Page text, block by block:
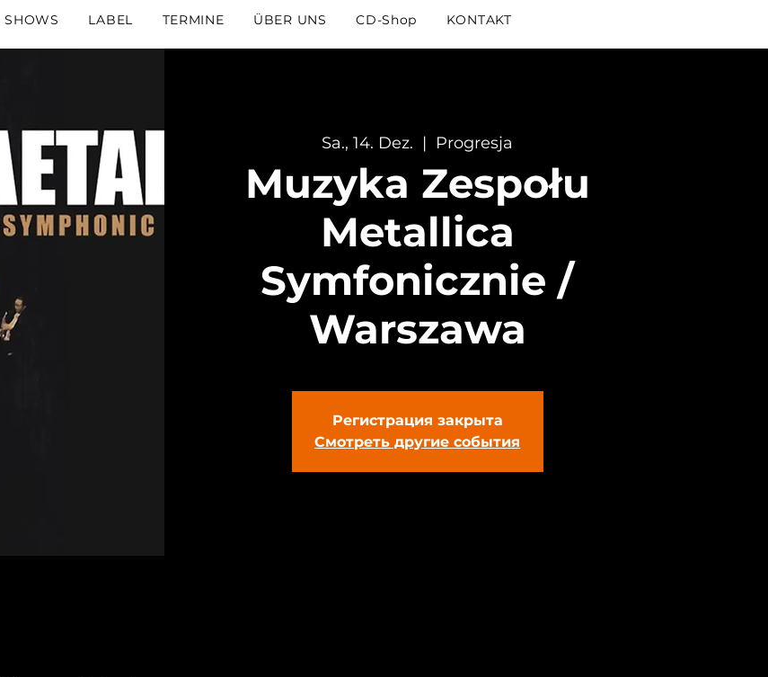
SHOWS LABEL TERMINE ÜBER UNS CD-Shop KONTAKT
Sa., 14. Dez.
  |
Progresja
Muzyka Zespołu
Metallica
Symfonicznie /
Warszawa
Регистрация закрыта
Смотреть другие события